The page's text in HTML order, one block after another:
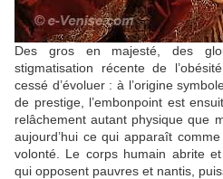
Des gros en majesté, des
stigmatisation récente de
cessé d’évoluer : à l’origine
de prestige, l’embonpoint est
relâchement autant physique que
aujourd’hui ce qui apparaît
volonté. Le corps humain abrite
qui opposent pauvres et nantis,